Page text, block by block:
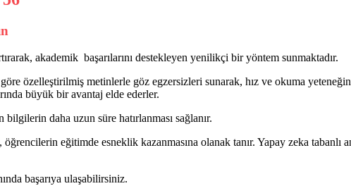
akademik başarılarını destekleyen yenilikçi bir yöntem sunmaktadır.
özelleştirilmiş metinlerle göz egzersizleri sunarak, hız ve okuma
büyük bir avantaj elde ederler.
daha uzun süre hatırlanması sağlanır.
eğitimde esneklik kazanmasına olanak tanır. Yapay zeka
başarıya ulaşabilirsiniz.